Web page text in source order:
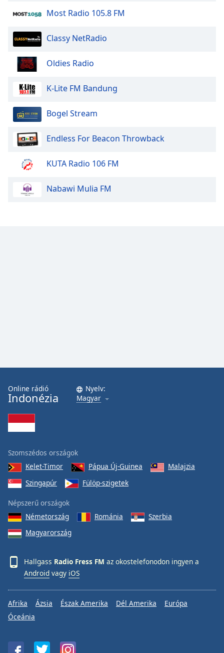
Most Radio 105.8 FM
Classy NetRadio
Oldies Radio
K-Lite FM Bandung
Bogel Stream
Endless For Beacon Throwback
KUTA Radio 106 FM
Nabawi Mulia FM
Online rádió
Indonézia
Nyelv:
Magyar
Szomszédos országok
Kelet-Timor
Pápua Új-Guinea
Malajzia
Szingapúr
Fülöp-szigetek
Népszerű országok
Németország
Románia
Szerbia
Magyarország
Hallgass Radio Fress FM az okostelefonodon ingyen a
Android vagy iOS
Afrika Ázsia Észak Amerika Dél Amerika
Európa
Óceánia